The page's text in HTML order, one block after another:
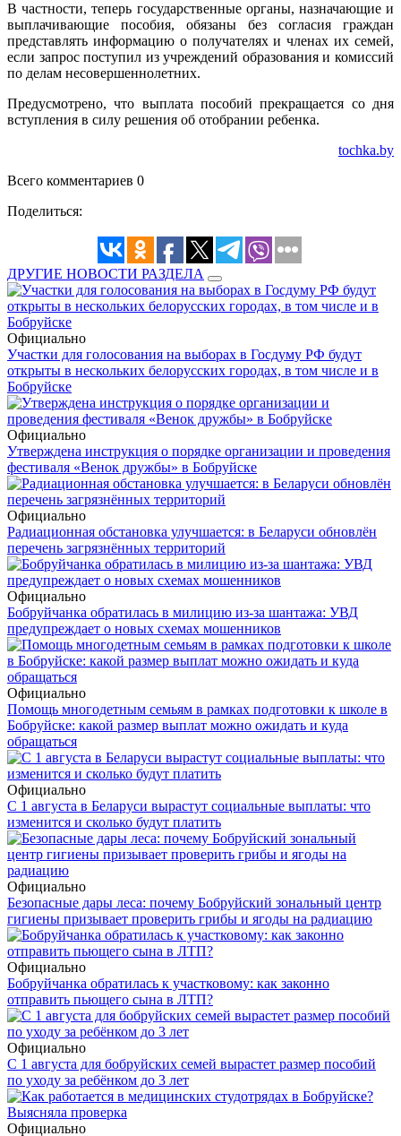
В частности, теперь государственные органы, назначающие и
выплачивающие пособия, обязаны без согласия граждан
представлять информацию о получателях и членах их семей,
если запрос поступил из учреждений образования и комиссий
по делам несовершеннолетних.
Предусмотрено, что выплата пособий прекращается со дня
вступления в силу решения об отобрании ребенка.
tochka.by
Всего комментариев 0
Поделиться:
ДРУГИЕ НОВОСТИ РАЗДЕЛА
Официально
Участки для голосования на выборах в Госдуму РФ будут
открыты в нескольких белорусских городах, в том числе и в
Бобруйске
Официально
Утверждена инструкция о порядке организации и проведения
фестиваля «Венок дружбы» в Бобруйске
Официально
Радиационная обстановка улучшается: в Беларуси обновлён
перечень загрязнённых территорий
Официально
Бобруйчанка обратилась в милицию из-за шантажа: УВД
предупреждает о новых схемах мошенников
Официально
Помощь многодетным семьям в рамках подготовки к школе в
Бобруйске: какой размер выплат можно ожидать и куда
обращаться
Официально
С 1 августа в Беларуси вырастут социальные выплаты: что
изменится и сколько будут платить
Официально
Безопасные дары леса: почему Бобруйский зональный центр
гигиены призывает проверить грибы и ягоды на радиацию
Официально
Бобруйчанка обратилась к участковому: как законно
отправить пьющего сына в ЛТП?
Официально
С 1 августа для бобруйских семей вырастет размер пособий
по уходу за ребёнком до 3 лет
Официально